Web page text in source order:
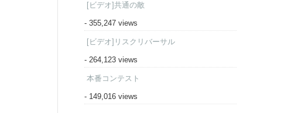
[ビデオ]共通の敵
- 355,247 views
[ビデオ]リスクリバーサル
- 264,123 views
本番コンテスト
- 149,016 views